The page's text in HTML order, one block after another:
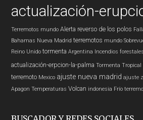
actualización-
Terremotos mundo Alerta reverso de los polos
Bahamas Nueva Madrid terremotos mundo
Reino Unido tormenta Argentina Incendios forestales
actualización-erpcion-la-palma Tormenta Tropical
terremoto Mexico ajuste nueva madrid ajuste
Apagon Temperaturas Volcan indonesia Frío